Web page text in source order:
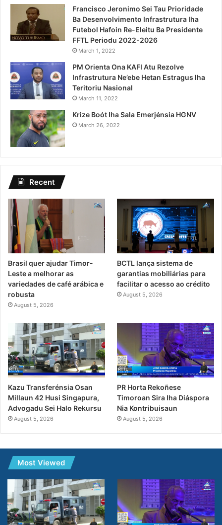
Francisco Jeronimo Sei Tau Prioridade
Ba Desenvolvimento Infrastrutura Iha
Futebol Hafoin Re-Eleitu Ba Presidente
FFTL Periodu 2022-2026
March 1, 2022
PM Orienta Ona KAFI Atu Rezolve
Infrastrutura Ne’ebe Hetan Estragus Iha
Teritoriu Nasional
March 11, 2022
Krize Boót Iha Sala Emerjénsia HGNV
March 26, 2022
Recent
Brasil quer ajudar Timor-
Leste a melhorar as
variedades de café arábica e
robusta
August 5, 2026
BCTL lança sistema de
garantias mobiliárias para
facilitar o acesso ao crédito
August 5, 2026
Kazu Transferénsia Osan
Millaun 42 Husi Singapura,
Advogadu Sei Halo Rekursu
August 5, 2026
PR Horta Rekoñese
Timoroan Sira Iha Diáspora
Nia Kontribuisaun
August 5, 2026
Most Viewed